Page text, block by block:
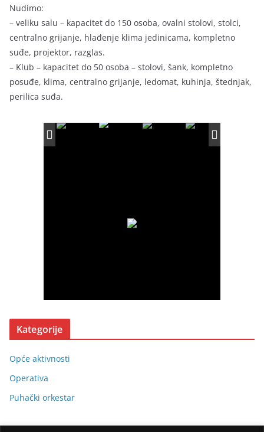
Nudimo:
– veliku salu – kapacitet do 150 osoba, ovalni stolovi, stolci,
centralno grijanje, hlađenje klima jedinicama, kompletno
suđe, projektor, razglas.
– Klub – kapacitet do 50 osoba – stolovi, šank, kompletno
posuđe, klima, centralno grijanje, ledomat, kuhinja, štednjak,
perilica suđa.
Kategorije
Opće aktivnosti
Operativa
Puhački orkestar